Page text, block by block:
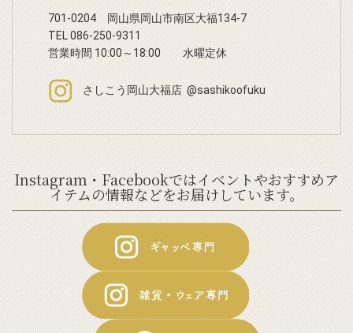
701-0204 岡山県岡山市南区大福134-7
TEL 086-250-9311
営業時間 10:00～18:00 水曜定休
さしこう岡山大福店 @sashikoofuku
Instagram・Facebookではイベントやおすすめア
イテムの情報などをお届けしています。